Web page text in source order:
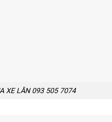
XE LĂN 093 505 7074